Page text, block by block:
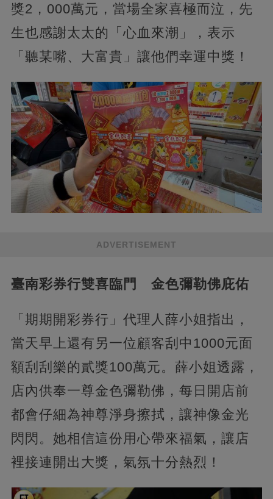
獎2，000萬元，當場全家喜極而泣，先
生也感謝太太的「心血來潮」，表示
「聽某嘴、大富貴」讓他們幸運中獎！
ADVERTISEMENT
臺南彩券行雙喜臨門 金色彌勒佛庇佑
「期期開彩券行」代理人薛小姐指出，
當天早上還有另一位顧客刮中1000元面
額刮刮樂的貳獎100萬元。薛小姐透露，
店內供奉一尊金色彌勒佛，每日開店前
都會仔細為神尊淨身擦拭，讓神像金光
閃閃。她相信這份用心帶來福氣，讓店
裡接連開出大獎，氣氛十分熱烈！